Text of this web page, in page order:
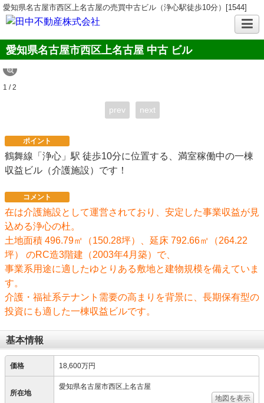
愛知県名古屋市西区上名古屋の売買中古ビル（浄心駅徒歩10分）[1544]
愛知県名古屋市西区上名古屋 中古 ビル
1 / 2
prev next
ポイント
鶴舞線「浄心」駅 徒歩10分に位置する、満室稼働中の一棟
収益ビル（介護施設）です！
コメント
在は介護施設として運営されており、安定した事業収益が見
込める浄心の杜。
土地面積 496.79㎡（150.28坪）、延床 792.66㎡（264.22
坪） のRC造3階建（2003年4月築）で、
事業系用途に適したゆとりある敷地と建物規模を備えていま
す。
介護・福祉系テナント需要の高まりを背景に、長期保有型の
投資にも適した一棟収益ビルです。
基本情報
価格 18,600万円
所在地
愛知県名古屋市西区上名古屋
地図を表示